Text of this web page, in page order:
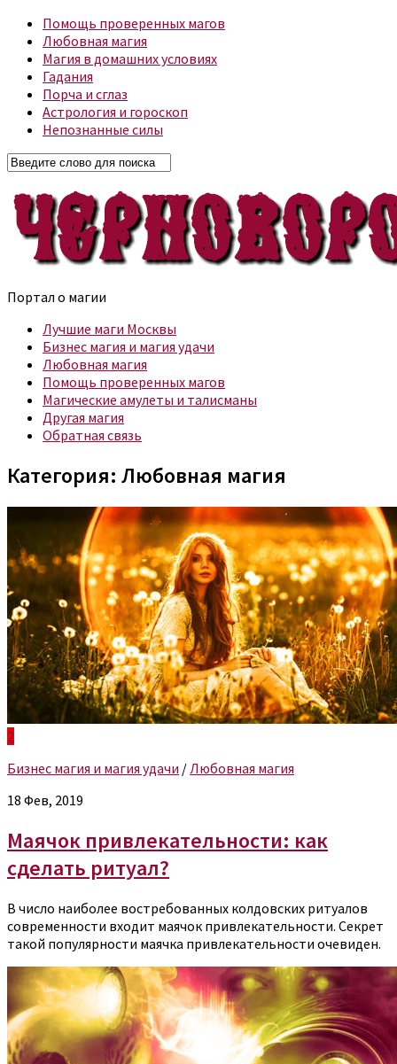
Помощь проверенных магов
Любовная магия
Магия в домашних условиях
Гадания
Порча и сглаз
Астрология и гороскоп
Непознанные силы
Портал о магии
Лучшие маги Москвы
Бизнес магия и магия удачи
Любовная магия
Помощь проверенных магов
Магические амулеты и талисманы
Другая магия
Обратная связь
Категория: Любовная магия
2
Бизнес магия и магия удачи / Любовная магия
18 Фев, 2019
Маячок привлекательности: как
сделать ритуал?
В число наиболее востребованных колдовских ритуалов
современности входит маячок привлекательности. Секрет
такой популярности маячка привлекательности очевиден.